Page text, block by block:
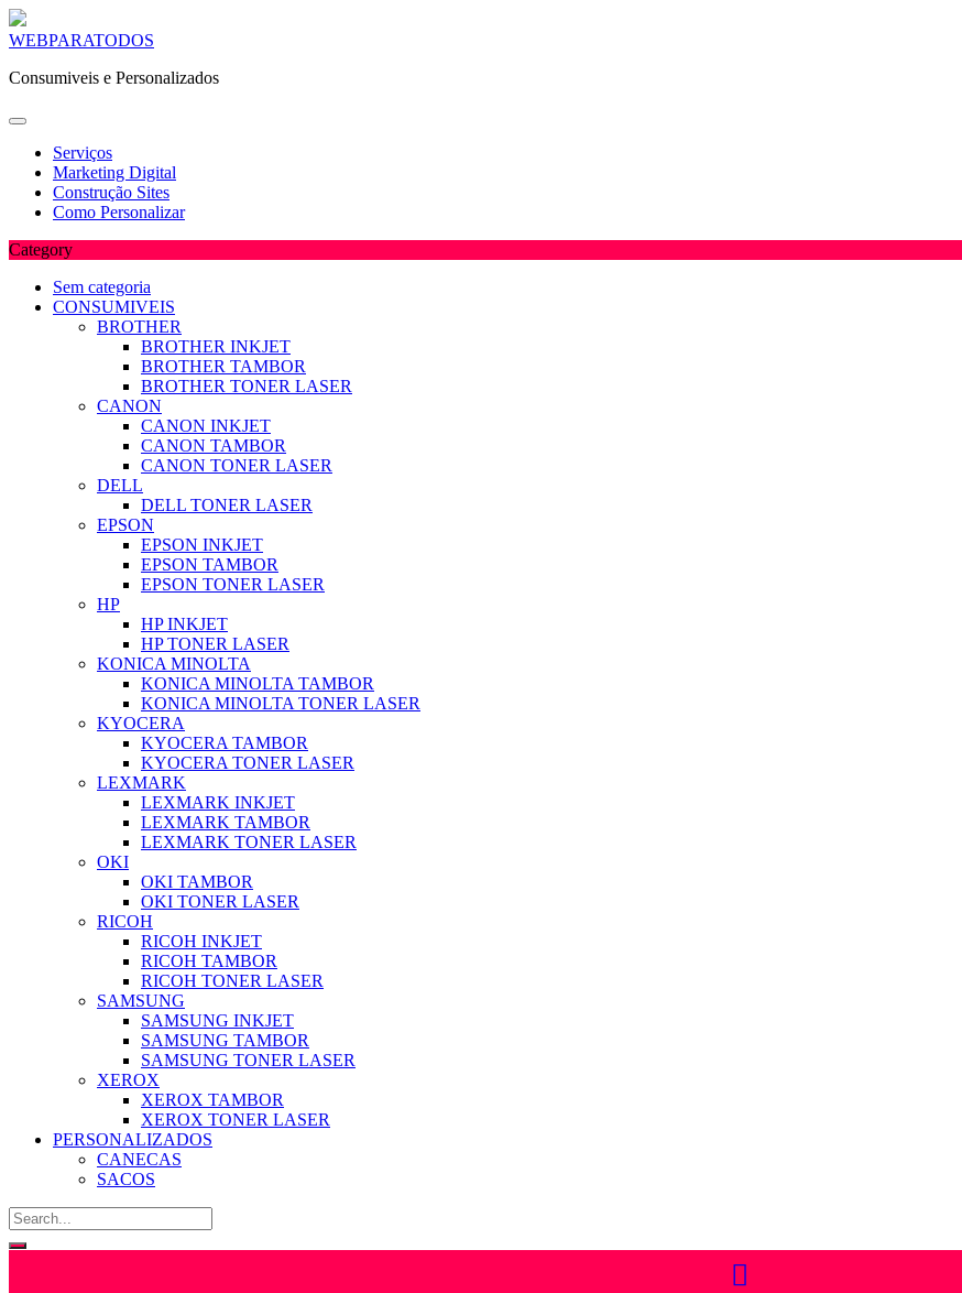
Skip
content
WEBPARATODOS
Consumiveis e Personalizados
Serviços
Marketing Digital
Construção Sites
Como Personalizar
Category
Sem categoria
CONSUMIVEIS
BROTHER
BROTHER INKJET
BROTHER TAMBOR
BROTHER TONER LASER
CANON
CANON INKJET
CANON TAMBOR
CANON TONER LASER
DELL
DELL TONER LASER
EPSON
EPSON INKJET
EPSON TAMBOR
EPSON TONER LASER
HP
HP INKJET
HP TONER LASER
KONICA MINOLTA
KONICA MINOLTA TAMBOR
KONICA MINOLTA TONER LASER
KYOCERA
KYOCERA TAMBOR
KYOCERA TONER LASER
LEXMARK
LEXMARK INKJET
LEXMARK TAMBOR
LEXMARK TONER LASER
OKI
OKI TAMBOR
OKI TONER LASER
RICOH
RICOH INKJET
RICOH TAMBOR
RICOH TONER LASER
SAMSUNG
SAMSUNG INKJET
SAMSUNG TAMBOR
SAMSUNG TONER LASER
XEROX
XEROX TAMBOR
XEROX TONER LASER
PERSONALIZADOS
CANECAS
SACOS